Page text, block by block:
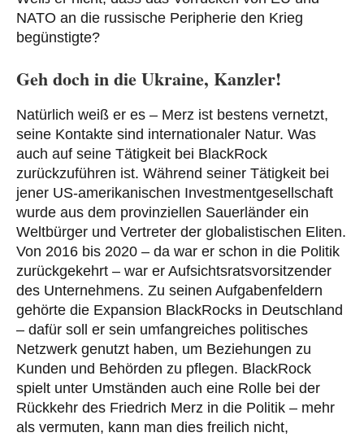
NATO an die russische Peripherie den Krieg
begünstigte?
Geh doch in die Ukraine, Kanzler!
Natürlich weiß er es – Merz ist bestens vernetzt,
seine Kontakte sind internationaler Natur. Was
auch auf seine Tätigkeit bei BlackRock
zurückzuführen ist. Während seiner Tätigkeit bei
jener US-amerikanischen Investmentgesellschaft
wurde aus dem provinziellen Sauerländer ein
Weltbürger und Vertreter der globalistischen Eliten.
Von 2016 bis 2020 – da war er schon in die Politik
zurückgekehrt – war er Aufsichtsratsvorsitzender
des Unternehmens. Zu seinen Aufgabenfeldern
gehörte die Expansion BlackRocks in Deutschland
– dafür soll er sein umfangreiches politisches
Netzwerk genutzt haben, um Beziehungen zu
Kunden und Behörden zu pflegen. BlackRock
spielt unter Umständen auch eine Rolle bei der
Rückkehr des Friedrich Merz in die Politik – mehr
als vermuten, kann man dies freilich nicht,